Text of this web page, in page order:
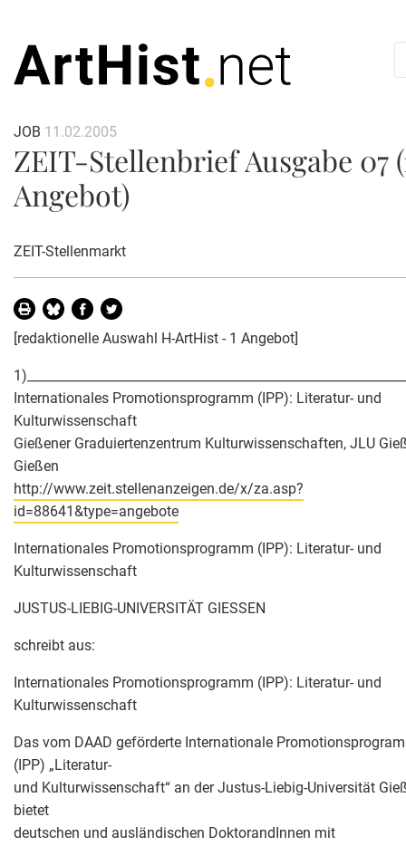
JOB 11.02.2005
ZEIT-Stellenbrief Ausgabe 07
Angebot)
ZEIT-Stellenmarkt
[redaktionelle Auswahl H-ArtHist - 1 Angebot]
Internationales Promotionsprogramm (IPP): Literatur- und
Kulturwissenschaft
Gießener Graduiertenzentrum Kulturwissenschaften, JLU
Gießen
http://www.zeit.stellenanzeigen.de/x/za.asp?
id=88641&type=angebote
Internationales Promotionsprogramm (IPP): Literatur- und
Kulturwissenschaft
JUSTUS-LIEBIG-UNIVERSITÄT GIESSEN
schreibt aus:
Internationales Promotionsprogramm (IPP): Literatur- und
Kulturwissenschaft
Das vom DAAD geförderte Internationale
(IPP) „Literatur-
und Kulturwissenschaft“ an der Justus-Liebig-Universität
bietet
deutschen und ausländischen DoktorandInnen mit